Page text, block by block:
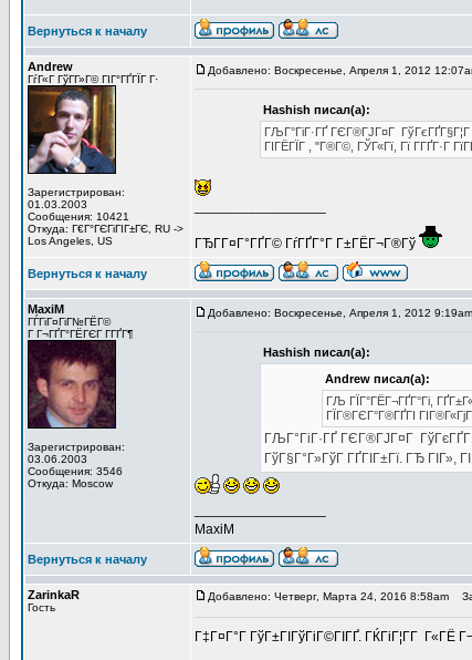
Вернуться к началу
Andrew
ГѓГ«Г ГўГ­Г»Г© ГІГ°ГҐГЇГ Г·
Зарегистрирован:
01.03.2003
Сообщения: 10421
Откуда: Г€Г°ГЄГіГІГ±ГЄ, RU ->
Los Angeles, US
Добавлено: Воскресенье, Апреля 1, 2012
Hashish писал(а):
ГЉГ°ГіГ·ГҐ ГЄГ®ГЈГ¤Г
ГІГЁГЇГ , "Г®Г©, ГЎГ«Гї, Гї Г­ГҐГ·Г
ГЂГ­Г¤Г°ГҐГ© ГѓГҐГ°Г Г±ГЁГ¬Г®Гў
Вернуться к началу
MaxiM
ГЃГіГ¤ГіГ№ГЁГ©
Г Г¬ГҐГ°ГЁГЄГ Г­ГҐГ¶
Зарегистрирован:
03.06.2003
Сообщения: 3546
Откуда: Moscow
Добавлено: Воскресенье, Апреля 1, 2012 9:19am
Hashish писал(а):
Andrew писал(а):
ГЉ ГЇГ°ГЁГ¬ГҐГ°Гі,
ГЇГ®ГЄГ°Г®ГҐГІ
ГЉГ°ГіГ·ГҐ ГЄГ®ГЈГ¤Г
ГўГ§Г°Г»ГўГ ГҐГІГ±Гї. ГЂ ГІГ»,
MaxiM
Вернуться к началу
ZarinkaR
Гость
Добавлено: Четверг, Марта 24, 2016 8:58am
Г‡Г¤Г°Г ГўГ±ГІГўГіГ©ГІГҐ. ГЌГіГ¦Г­Г Г«ГЁ